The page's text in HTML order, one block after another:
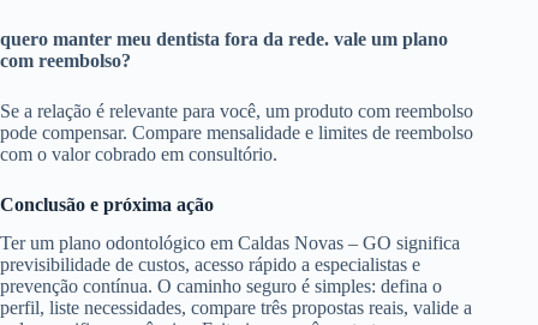
quero manter meu dentista fora da rede. vale um plano
com reembolso?
Se a relação é relevante para você, um produto com reembolso
pode compensar. Compare mensalidade e limites de reembolso
com o valor cobrado em consultório.
Conclusão e próxima ação
Ter um plano odontológico em Caldas Novas – GO significa
previsibilidade de custos, acesso rápido a especialistas e
prevenção contínua. O caminho seguro é simples: defina o
perfil, liste necessidades, compare três propostas reais, valide a